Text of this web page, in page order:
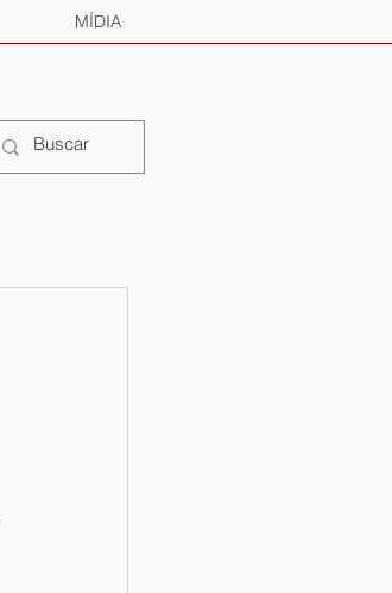
MÍDIA